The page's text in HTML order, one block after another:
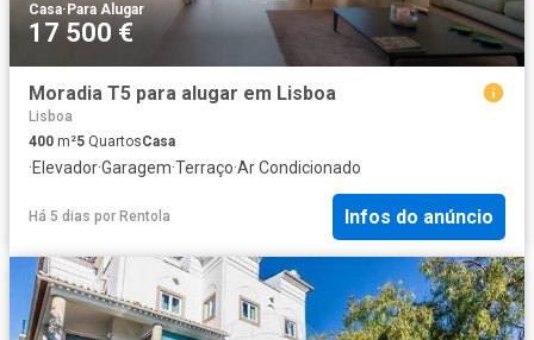
Casa· Para Alugar
17 500 €
Moradia T5 para alugar em Lisboa
Lisboa
400 m²5 QuartosCasa
·Elevador·Garagem·Terraço·Ar Condicionado
Há 5 dias por Rentola Infos do anúncio